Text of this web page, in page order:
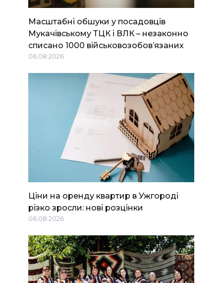
Масштабні обшуки у посадовців
Мукачівському ТЦК і ВЛК – незаконно
списано 1000 військовозобов’язаних
06.08.2026
Ціни на оренду квартир в Ужгороді
різко зросли: нові розцінки
06.08.2026